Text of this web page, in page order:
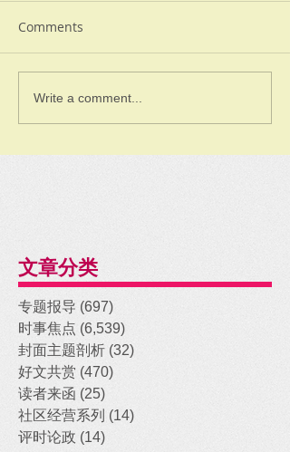
Comments
Write a comment...
文章分类
专题报导 (697)
时事焦点 (6,539)
封面主题剖析 (32)
好文共赏 (470)
读者来函 (25)
社区经营系列 (14)
评时论政 (14)